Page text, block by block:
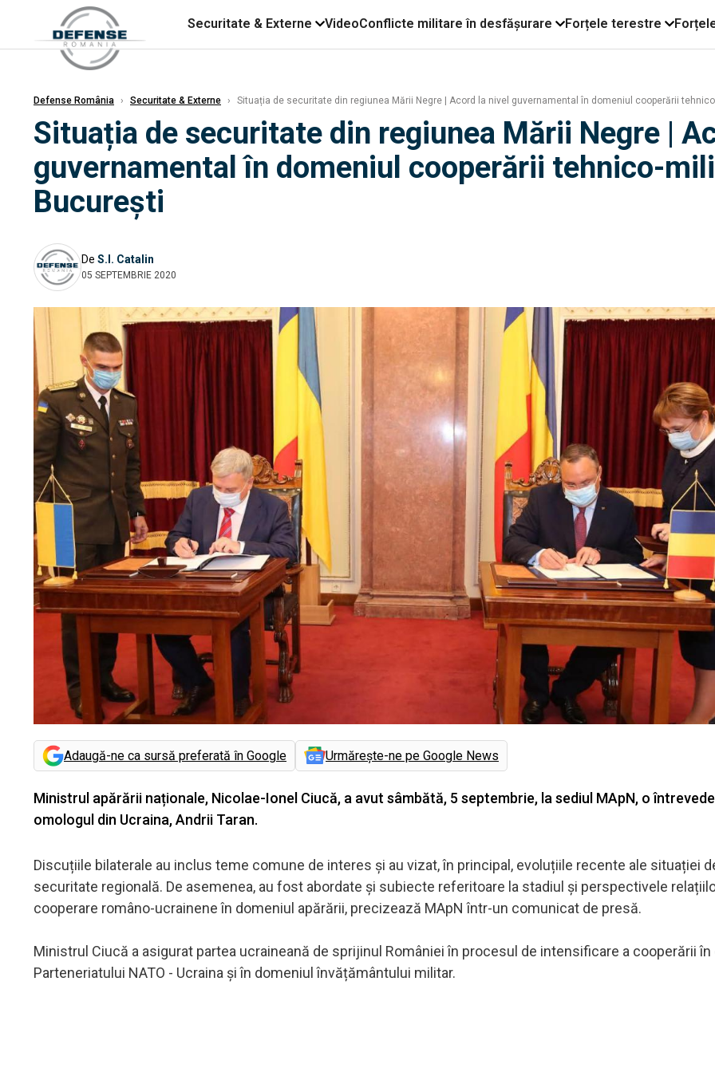
Securitate & Externe VideoConflicte militare în desfășurare Forțele terestre
Defense România › Securitate & Externe › Situația de securitate din regiunea Mării Negre | Acord la nivel guvernamental în domeniul cooperării
Situația de securitate din regiunea Mării Negre |
guvernamental în domeniul cooperării tehnico-
Bucureşti
De S.I. Catalin
05 SEPTEMBRIE 2020
Adaugă-ne ca sursă preferată în Google Urmărește-ne pe Google News
Ministrul apărării naționale, Nicolae-Ionel Ciucă, a avut sâmbătă, 5 septembrie, la sediul MApN, o
omologul din Ucraina, Andrii Taran.
Discuțiile bilaterale au inclus teme comune de interes și au vizat, în principal, evoluțiile recente ale situației
securitate regională. De asemenea, au fost abordate și subiecte referitoare la stadiul și perspectivele
cooperare româno-ucrainene în domeniul apărării, precizează MApN într-un comunicat de presă.
Ministrul Ciucă a asigurat partea ucraineană de sprijinul României în procesul de intensificare a cooperării în
Parteneriatului NATO - Ucraina și în domeniul învățământului militar.